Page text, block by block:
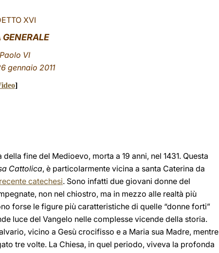
XVI
VI
gennaio 2011
]
fine del Medioevo, morta a 19 anni, nel 1431. Questa
Cattolica, è particolarmente vicina a santa Caterina da
recente catechesi. Sono infatti due giovani donne del
non nel chiostro, ma in mezzo alle realtà più
forse le figure più caratteristiche di quelle “donne forti”
luce del Vangelo nelle complesse vicende della storia.
vicino a Gesù crocifisso e a Maria sua Madre, mentre
tre volte. La Chiesa, in quel periodo, viveva la profonda